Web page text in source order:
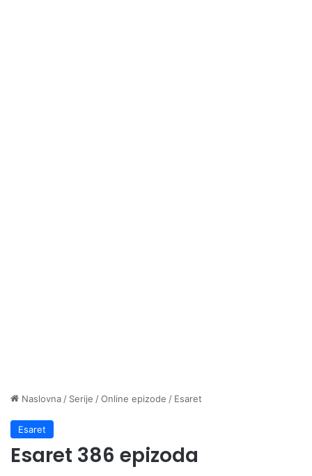
Naslovna / Serije /Online epizode / Esaret
Esaret
Esaret 386 epizoda